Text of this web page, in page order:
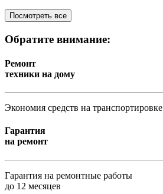
Посмотреть все
Обратите внимание:
Ремонт
техники на дому
Экономия средств на транспортировке
Гарантия
на ремонт
Гарантия на ремонтные работы
до 12 месяцев